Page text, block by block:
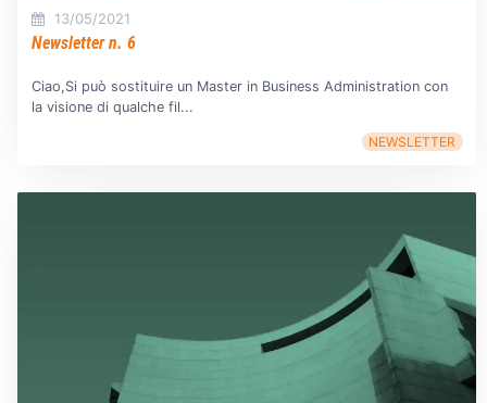
13/05/2021
Newsletter n. 6
Ciao,Si può sostituire un Master in Business Administration con
la visione di qualche fil...
NEWSLETTER